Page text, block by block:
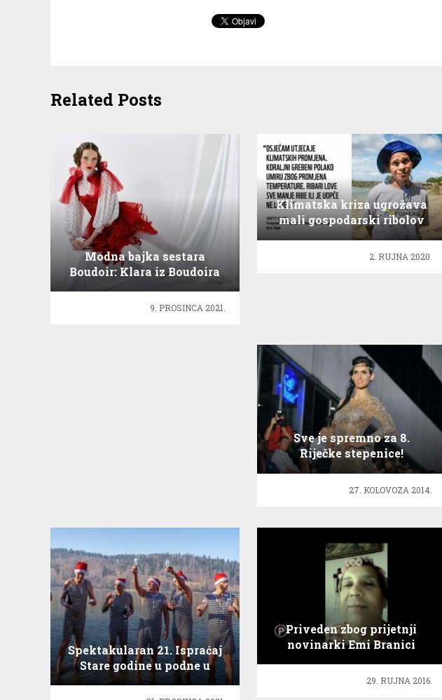
Related Posts
Modna bajka sestara
Boudoir: Klara iz Boudoira
9. PROSINCA 2021.
Klimatska kriza ugrožava
mali gospodarski ribolov
2. RUJNA 2020.
Sve je spremno za 8.
Riječke stepenice!
27. KOLOVOZA 2014.
Spektakularan 21. Ispraćaj
Stare godine u podne u
Fužinama
Priveden zbog prijetnji
novinarki Emi Branici
29. RUJNA 2016.